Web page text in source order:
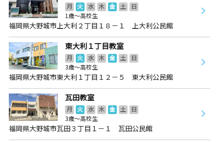
月 火 水 木 金 土
日
1歳～高校生
福岡県大野城市上大利２丁目１８－１ 上大利公民館
東大利１丁目教室
月 火 水 木 金 土
日
3歳～高校生
福岡県大野城市東大利１丁目１２－５ 東大利公民館
瓦田教室
月 火 水 木 金 土
日
3歳～高校生
福岡県大野城市瓦田３丁目１－１ 瓦田公民館